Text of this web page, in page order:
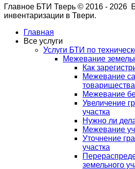
Главное БТИ Тверь © 2016 - 2026
инвентаризации в Твери.
Главная
Все услуги
Услуги БТИ по
Межевание
Как
Межевание
товарищества
Межевание
Увеличение
участка
Нужно ли
Межевание
Уточнение
участка
земельного